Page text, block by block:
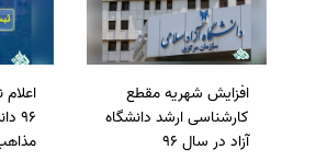
افزایش شهریه مقطع
کارشناسی ارشد دانشگاه
آزاد در سال 96